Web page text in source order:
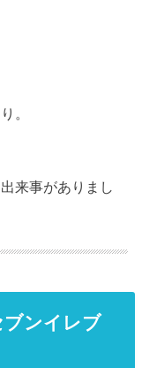
。
来事がありまし
ンイレブ